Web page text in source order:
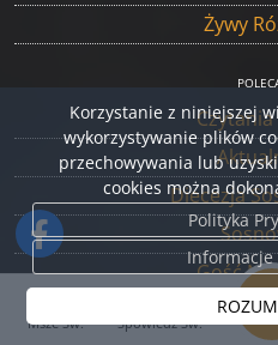
Msze Św. Spowiedź Św.
Żywy
Diecezja
Gość
Korzystanie z niniejszej
wykorzystywanie plików
przechowywania lub
cookies można
Polityka
Informacje